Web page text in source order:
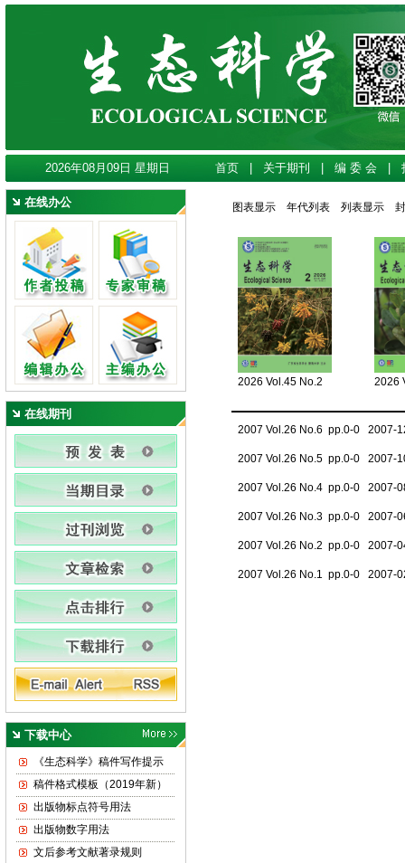
2026年08月09日 星期日 首页 关于期刊 编 委 会
在线办公
在线期刊
下载中心
《生态科学》稿件写作提示
稿件格式模板（2019年新）
出版物标点符号用法
出版物数字用法
文后参考文献著录规则
图表显示 年代列表 列表显示
2026 Vol.45 No.2 2026
2007 Vol.26 No.6 pp.0-0 2007-
2007 Vol.26 No.5 pp.0-0 2007-
2007 Vol.26 No.4 pp.0-0 2007-
2007 Vol.26 No.3 pp.0-0 2007-
2007 Vol.26 No.2 pp.0-0 2007-
2007 Vol.26 No.1 pp.0-0 2007-